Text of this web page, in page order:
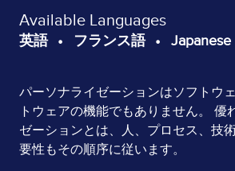
Available Languages
英語 フランス語 Japanese
Page
Content
パーソナライゼーションはソフトウ
トウェアの機能でもありません。 優
ゼーションとは、人、プロセス、技
要性もその順序に従います。